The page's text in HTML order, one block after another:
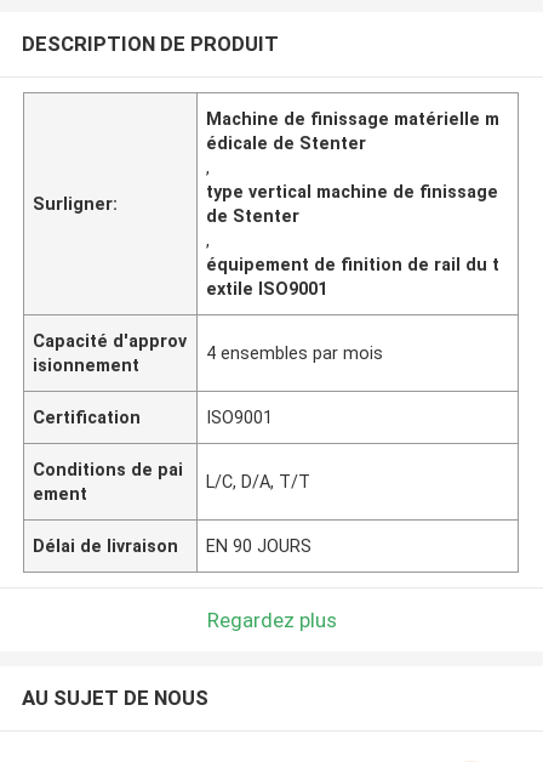
DESCRIPTION DE PRODUIT
Surligner:
Machine de finissage matérielle m
édicale de Stenter
,
type vertical machine de finissage
de Stenter
,
équipement de finition de rail du t
extile ISO9001
Capacité d'approv
isionnement
4 ensembles par mois
Certification ISO9001
Conditions de pai
ement
L/C, D/A, T/T
Délai de livraison EN 90 JOURS
Regardez plus
AU SUJET DE NOUS